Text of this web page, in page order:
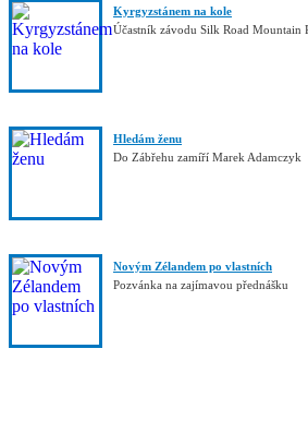
Kyrgyzstánem na kole
Účastník závodu Silk Road Mountain
Hledám ženu
Do Zábřehu zamíří Marek Adamczyk
Novým Zélandem po vlastních
Pozvánka na zajímavou přednášku